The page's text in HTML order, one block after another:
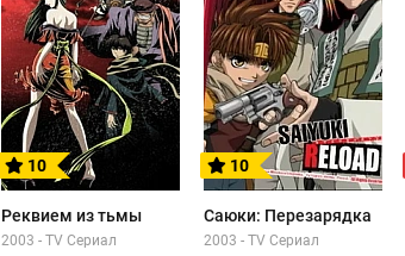
10
Реквием из тьмы
2003 - TV Сериал
10
Саюки: Перезарядка
2003 - TV Сериал